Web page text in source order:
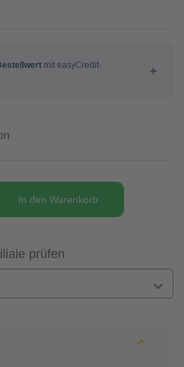
In den Warenkorb
prüfen